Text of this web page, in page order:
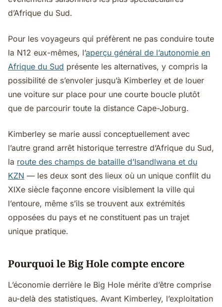
d’Afrique du Sud.
Pour les voyageurs qui préfèrent ne pas conduire toute
la N12 eux-mêmes, l’aperçu général de l’autonomie en
Afrique du Sud présente les alternatives, y compris la
possibilité de s’envoler jusqu’à Kimberley et de louer
une voiture sur place pour une courte boucle plutôt
que de parcourir toute la distance Cape-Joburg.
Kimberley se marie aussi conceptuellement avec
l’autre grand arrêt historique terrestre d’Afrique du Sud,
la route des champs de bataille d’Isandlwana et du
KZN — les deux sont des lieux où un unique conflit du
XIXe siècle façonne encore visiblement la ville qui
l’entoure, même s’ils se trouvent aux extrémités
opposées du pays et ne constituent pas un trajet
unique pratique.
Pourquoi le Big Hole compte encore
L’économie derrière le Big Hole mérite d’être comprise
au-delà des statistiques. Avant Kimberley, l’exploitation